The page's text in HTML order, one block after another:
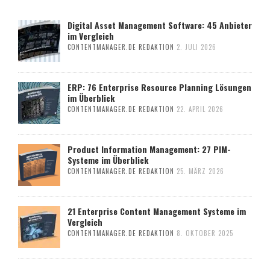
Digital Asset Management Software: 45 Anbieter
im Vergleich
CONTENTMANAGER.DE REDAKTION 2. JULI 2026
ERP: 76 Enterprise Resource Planning Lösungen
im Überblick
CONTENTMANAGER.DE REDAKTION 22. APRIL 2026
Product Information Management: 27 PIM-
Systeme im Überblick
CONTENTMANAGER.DE REDAKTION 25. MÄRZ 2026
21 Enterprise Content Management Systeme im
Vergleich
CONTENTMANAGER.DE REDAKTION 8. OKTOBER 2025